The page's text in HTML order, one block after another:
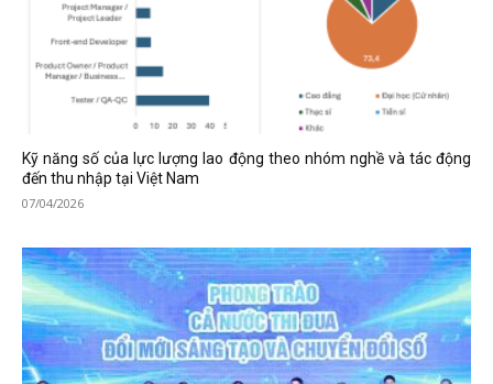
Kỹ năng số của lực lượng lao động theo nhóm nghề và tác động
đến thu nhập tại Việt Nam
07/04/2026